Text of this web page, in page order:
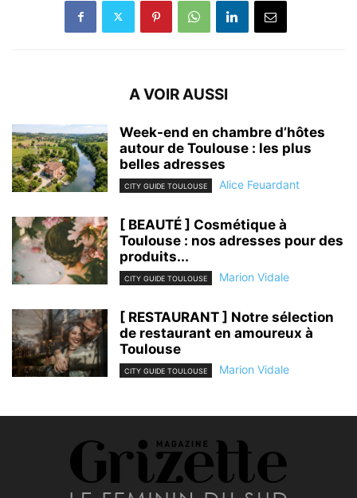
A VOIR AUSSI
Week-end en chambre d’hôtes
autour de Toulouse : les plus
belles adresses
CITY GUIDE TOULOUSE Alice Feuardant
[ BEAUTÉ ] Cosmétique à
Toulouse : nos adresses pour des
produits...
CITY GUIDE TOULOUSE Marion Vidale
[ RESTAURANT ] Notre sélection
de restaurant en amoureux à
Toulouse
CITY GUIDE TOULOUSE Marion Vidale